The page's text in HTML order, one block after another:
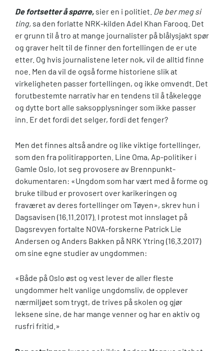
De fortsetter å spørre, sier en i politiet. De ber meg si
ting, sa den forlatte NRK-kilden Adel Khan Farooq. Det
er grunn til å tro at mange journalister på blålysjakt spør
og graver helt til de finner den fortellingen de er ute
etter. Og hvis journalistene leter nok, vil de alltid finne
noe. Men da vil de også forme historiene slik at
virkeligheten passer fortellingen, og ikke omvendt. Det
forutbestemte narrativ har en tendens til å tåkelegge
og dytte bort alle saksopplysninger som ikke passer
inn. Er det fordi det selger, fordi det fenger?
Men det finnes altså andre og like viktige fortellinger,
som den fra politirapporten. Line Oma, Ap-politiker i
Gamle Oslo, lot seg provosere av Brennpunkt-
dokumentaren: «Ungdom som har vært med å forme og
bruke tilbud er provosert over karikeringen og
fraværet av deres fortellinger om Tøyen», skrev hun i
Dagsavisen (16.11.2017). I protest mot innslaget på
Dagsrevyen fortalte NOVA-forskerne Patrick Lie
Andersen og Anders Bakken på NRK Ytring (16.3.2017)
om sine egne studier av ungdommen:
«Både på Oslo øst og vest lever de aller fleste
ungdommer helt vanlige ungdomsliv, de opplever
nærmiljøet som trygt, de trives på skolen og gjør
leksene sine, de har mange venner og har en aktiv og
rusfri fritid.»